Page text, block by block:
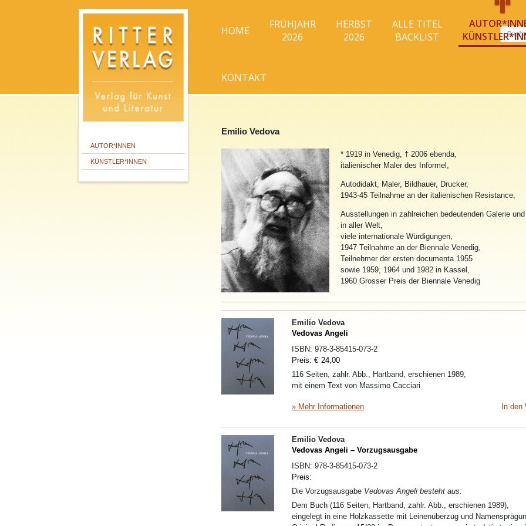
search
HOME
FRÜHJAHR
2026
HERBST
2026
ALLE TITEL
BACKLIST
KONTAKT
AUTOR*INNEN
KÜNSTLER*INNEN
Emilio Vedova
* 1919 in Venedig, † 2006 ebenda,
italienischer Maler des Informel,
Autodidakt, Maler, Bildhauer, Drucker,
1943-45 Teilnahme an der italienischen Resistance,
Ausstellungen in zahlreichen bedeutenden Galerie
in aller Welt,
viele internationale Würdigungen,
1947 Teilnahme an der Biennale Venedig,
Teilnehmer der ersten documenta 1955
sowie 1959, 1964 und 1982 in Kassel,
1960 Grosser Preis der Biennale Venedig
Emilio Vedova
Vedovas Angeli
ISBN: 978-3-85415-073-2
Preis: € 24,00
116 Seiten, zahlr. Abb., Hartband, erschienen 1989,
mit einem Text von Massimo Cacciari
» Mehr Informationen In den
Emilio Vedova
Vedovas Angeli – Vorzugsausgabe
ISBN: 978-3-85415-073-2
Preis:
Die Vorzugsausgabe Vedovas Angeli besteht aus:
Dem Buch (116 Seiten, Hartband, zahlr. Abb., erschienen 1989),
eingelegt in eine Holzkassette mit Leinenüberzug und